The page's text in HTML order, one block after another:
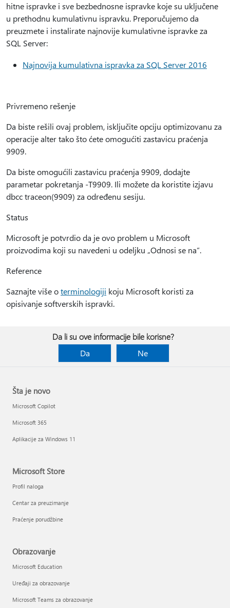
hitne ispravke i sve bezbednosne ispravke koje su uključene
u prethodnu kumulativnu ispravku. Preporučujemo da
preuzmete i instalirate najnovije kumulativne ispravke za
SQL Server:
Najnovija kumulativna ispravka za SQL Server 2016
Privremeno rešenje
Da biste rešili ovaj problem, isključite opciju optimizovanu za
operacije alter tako što ćete omogućiti zastavicu praćenja
9909.
Da biste omogućili zastavicu praćenja 9909, dodajte
parametar pokretanja -T9909. Ili možete da koristite izjavu
dbcc traceon(9909) za određenu sesiju.
Status
Microsoft je potvrdio da je ovo problem u Microsoft
proizvodima koji su navedeni u odeljku „Odnosi se na“.
Reference
Saznajte više oterminologiji koju Microsoft koristi za
opisivanje softverskih ispravki.
Da li su ove informacije bile korisne?
Da
Ne
Šta je novo
Microsoft Copilot
Microsoft 365
Aplikacije za Windows 11
Microsoft Store
Profil naloga
Centar za preuzimanje
Praćenje porudžbine
Obrazovanje
Microsoft Education
Uređaji za obrazovanje
Microsoft Teams za obrazovanje